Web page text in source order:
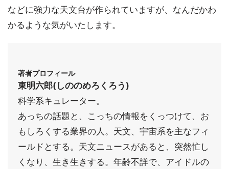
などに強力な天文台が作られていますが、なんだかわ
かるような気がいたします。
著者プロフィール
東明六郎(しののめろくろう)
科学系キュレーター。
あっちの話題と、こっちの情報をくっつけて、お
もしろくする業界の人。天文、宇宙系を主なフィ
ールドとする。天文ニュースがあると、突然忙し
くなり、生き生きする。年齢不詳で、アイドルの